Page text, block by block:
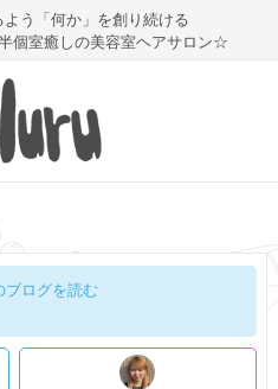
う「何か」を創り続ける
個室癒しの美容室ヘアサロン☆
ブログを読む